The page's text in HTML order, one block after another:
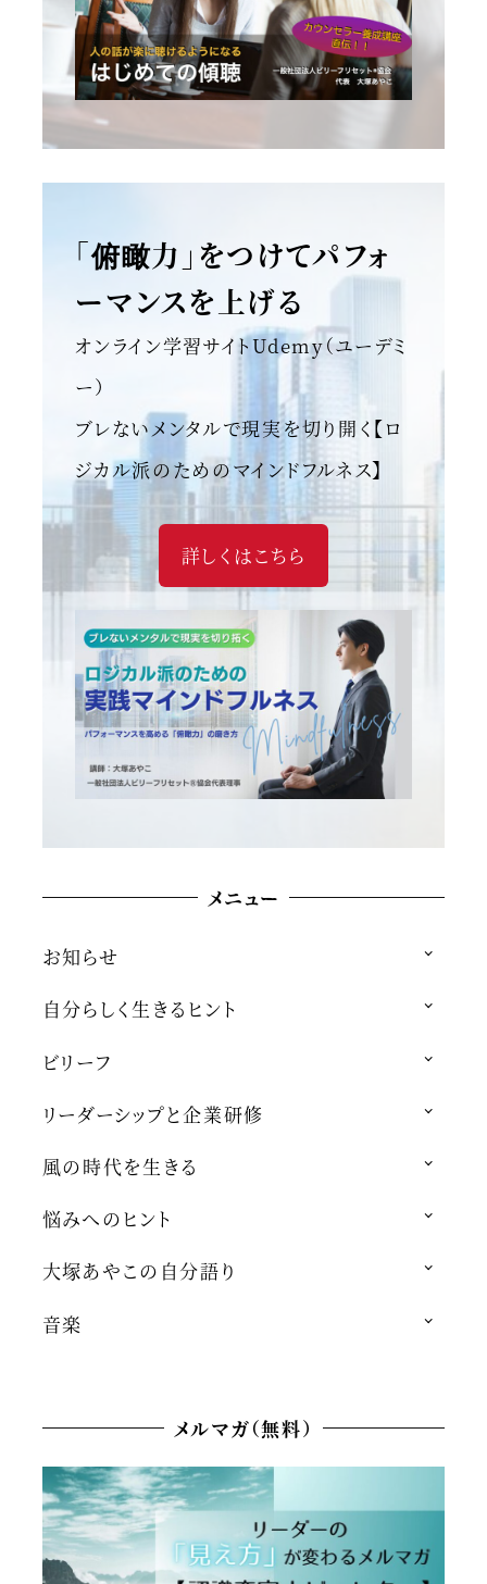
「俯瞰力」をつけてパフォ
ーマンスを上げる
オンライン学習サイトUdemy（ユーデミ
ー）
ブレないメンタルで現実を切り開く【ロ
ジカル派のためのマインドフルネス】
詳しくはこちら
メニュー
お知らせ
自分らしく生きるヒント
ビリーフ
リーダーシップと企業研修
風の時代を生きる
悩みへのヒント
大塚あやこの自分語り
音楽
メルマガ（無料）